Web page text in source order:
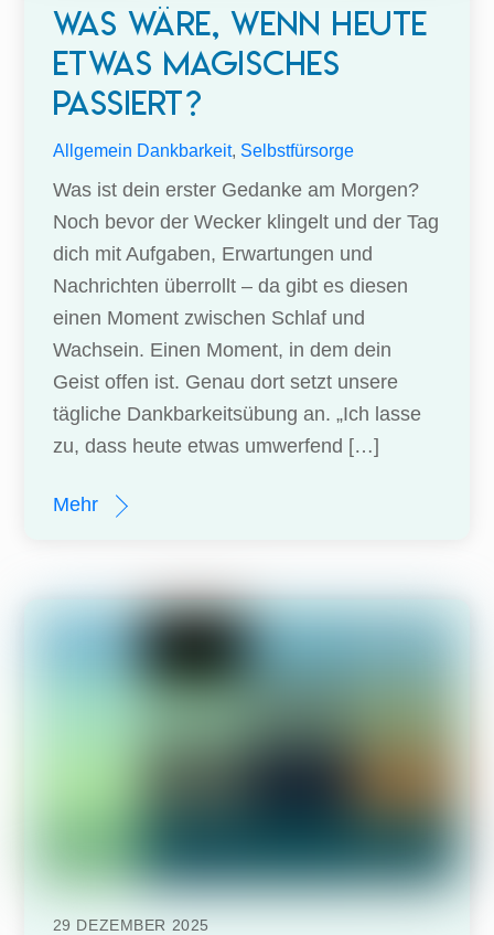
Was wäre, wenn heute
etwas Magisches
passiert?
Allgemein Dankbarkeit, Selbstfürsorge
Was ist dein erster Gedanke am Morgen?
Noch bevor der Wecker klingelt und der Tag
dich mit Aufgaben, Erwartungen und
Nachrichten überrollt – da gibt es diesen
einen Moment zwischen Schlaf und
Wachsein. Einen Moment, in dem dein
Geist offen ist. Genau dort setzt unsere
tägliche Dankbarkeitsübung an. „Ich lasse
zu, dass heute etwas umwerfend […]
Mehr
29 DEZEMBER 2025